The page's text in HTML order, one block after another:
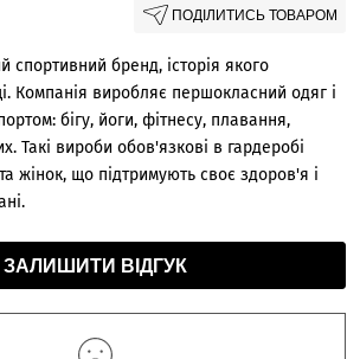
ПОДІЛИТИСЬ ТОВАРОМ
спортивний бренд, історія якого
Компанія виробляє першокласний одяг і
бігу, йоги, фітнесу, плавання,
Такі вироби обов'язкові в гардеробі
жінок, що підтримують своє здоров'я і
ЗАЛИШИТИ ВІДГУК